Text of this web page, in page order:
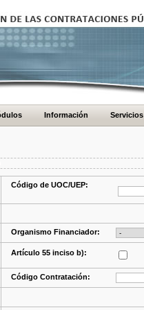
Información Servicios
Código de UOC/UEP:
Organismo Financiador:
Artículo 55 inciso b):
Código Contratación: